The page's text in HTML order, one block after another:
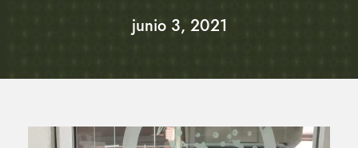
junio 3, 2021